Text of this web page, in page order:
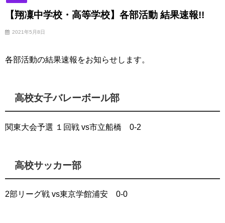
【翔凜中学校・高等学校】各部活動 結果速報!!
2021年5月8日
各部活動の結果速報をお知らせします。
高校女子バレーボール部
関東大会予選 １回戦 vs市立船橋 0-2
高校サッカー部
2部リーグ戦 vs東京学館浦安 0-0